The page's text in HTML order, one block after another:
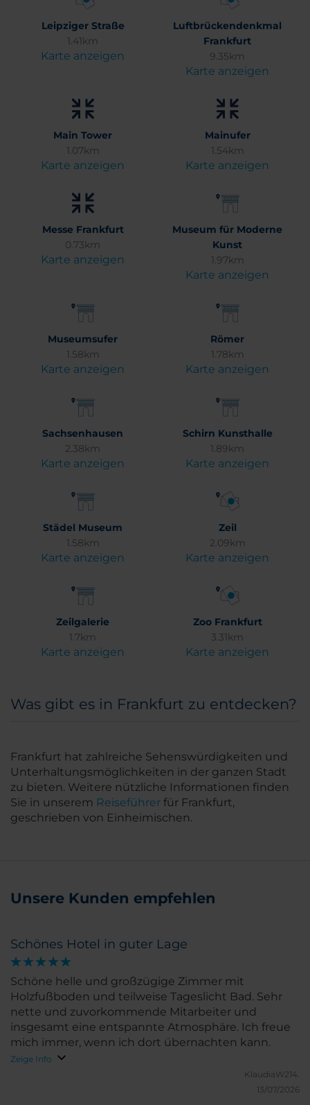
Leipziger Straße
1.41km
Karte anzeigen
Luftbrückendenkmal
Frankfurt
9.35km
Karte anzeigen
Main Tower
1.07km
Karte anzeigen
Mainufer
1.54km
Karte anzeigen
Messe Frankfurt
0.73km
Karte anzeigen
Museum für Moderne
Kunst
1.97km
Karte anzeigen
Museumsufer
1.58km
Karte anzeigen
Römer
1.78km
Karte anzeigen
Sachsenhausen
2.38km
Karte anzeigen
Schirn Kunsthalle
1.89km
Karte anzeigen
Städel Museum
1.58km
Karte anzeigen
Zeil
2.09km
Karte anzeigen
Zeilgalerie
1.7km
Karte anzeigen
Zoo Frankfurt
3.31km
Karte anzeigen
Was gibt es in Frankfurt zu entdecken?
Frankfurt hat zahlreiche Sehenswürdigkeiten und
Unterhaltungsmöglichkeiten in der ganzen Stadt
zu bieten. Weitere nützliche Informationen finden
Sie in unserem Reiseführer für Frankfurt,
geschrieben von Einheimischen.
Unsere Kunden empfehlen
Schönes Hotel in guter Lage
Schöne helle und großzügige Zimmer mit
Holzfußboden und teilweise Tageslicht Bad. Sehr
nette und zuvorkommende Mitarbeiter und
insgesamt eine entspannte Atmosphäre. Ich freue
mich immer, wenn ich dort übernachten kann.
Zeige Info
KlaudiaW214.
13/07/2026